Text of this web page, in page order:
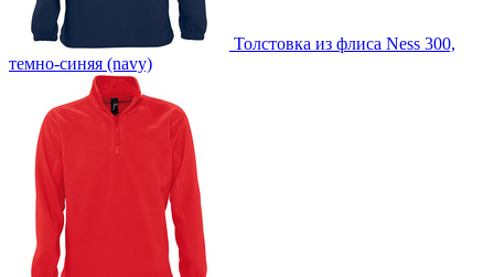
Толстовка из флиса Ness 300,
темно-синяя (navy)